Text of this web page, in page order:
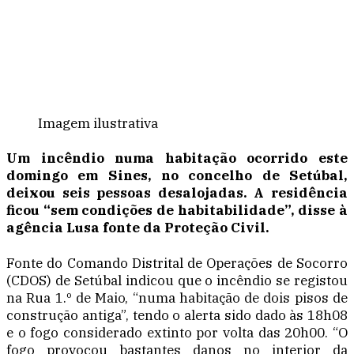
Imagem ilustrativa
Um incêndio numa habitação ocorrido este
domingo em Sines, no concelho de Setúbal,
deixou seis pessoas desalojadas. A residência
ficou “sem condições de habitabilidade”, disse à
agência Lusa fonte da Proteção Civil.
Fonte do Comando Distrital de Operações de Socorro
(CDOS) de Setúbal indicou que o incêndio se registou
na Rua 1.º de Maio, “numa habitação de dois pisos de
construção antiga”, tendo o alerta sido dado às 18h08
e o fogo considerado extinto por volta das 20h00. “O
fogo provocou bastantes danos no interior da